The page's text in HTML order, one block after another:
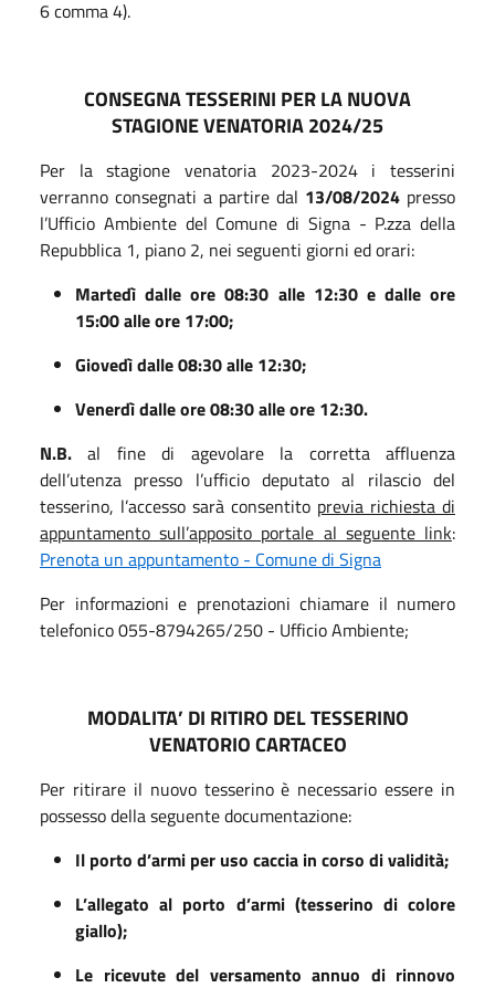
6 comma 4).
CONSEGNA TESSERINI PER LA NUOVA
STAGIONE VENATORIA 2024/25
Per la stagione venatoria 2023-2024 i tesserini
verranno consegnati a partire dal 13/08/2024 presso
l’Ufficio Ambiente del Comune di Signa - P.zza della
Repubblica 1, piano 2, nei seguenti giorni ed orari:
Martedì dalle ore 08:30 alle 12:30e dalle ore
15:00 alle ore 17:00;
Giovedì dalle 08:30 alle 12:30;
Venerdì dalle ore08:30 alle ore 12:30.
N.B. al fine di agevolare la corretta affluenza
dell’utenza presso l’ufficio deputato al rilascio del
tesserino, l’accesso sarà consentito previa richiesta di
appuntamento sull’apposito portale al seguente link:
Prenota un appuntamento - Comune di Signa
Per informazioni e prenotazioni chiamare il numero
telefonico 055-8794265/250 - Ufficio Ambiente;
MODALITA’ DI RITIRO DEL TESSERINO
VENATORIO CARTACEO
Per ritirare il nuovo tesserino è necessario essere in
possesso della seguente documentazione:
Il porto d’armi per uso caccia in corso di validità;
L’allegato al porto d’armi (tesserino di colore
giallo);
Le ricevutedel versamento annuo di rinnovo